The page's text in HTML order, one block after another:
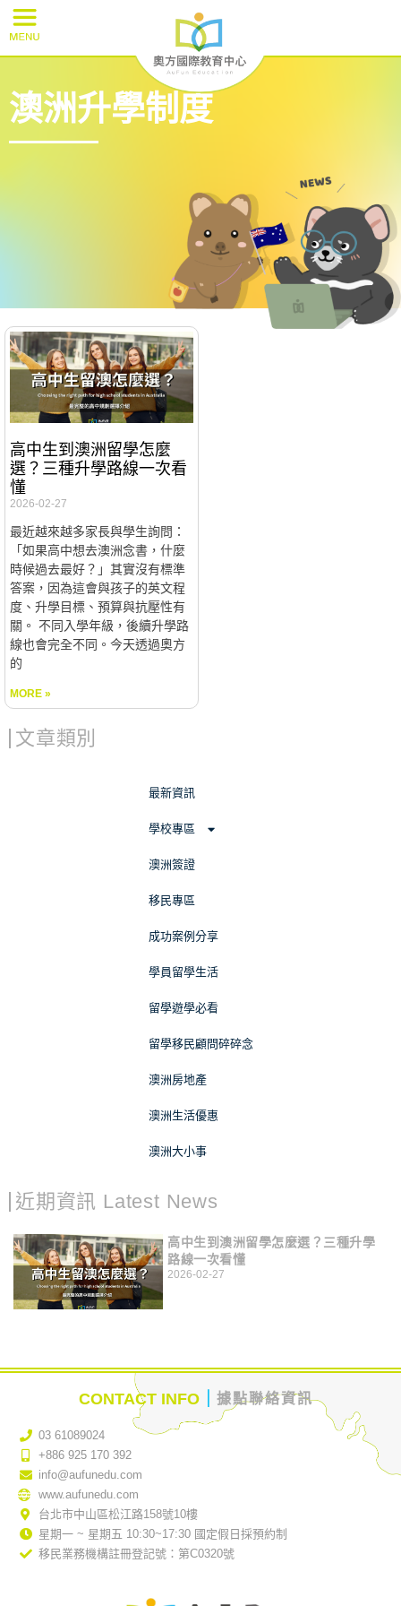
澳洲升學制度
高中生到澳洲留學怎麼
選？三種升學路線一次看
懂
2026-02-27
最近越來越多家長與學生詢問：
「如果高中想去澳洲念書，什麼
時候過去最好？」其實沒有標準
答案，因為這會與孩子的英文程
度、升學目標、預算與抗壓性有
關。 不同入學年級，後續升學路
線也會完全不同。今天透過奧方
的
MORE »
文章類別
最新資訊
學校專區
澳洲簽證
移民專區
成功案例分享
學員留學生活
留學遊學必看
留學移民顧問碎碎念
澳洲房地產
澳洲生活優惠
澳洲大小事
近期資訊 Latest News
高中生到澳洲留學怎麼選？三種升學
路線一次看懂
2026-02-27
CONTACT INFO 據點聯絡資訊
03 61089024
+886 925 170 392
info@aufunedu.com
www.aufunedu.com
台北市中山區松江路158號10樓
星期一 ~ 星期五 10:30~17:30 國定假日採預約制
移民業務機構註冊登記號：第C0320號